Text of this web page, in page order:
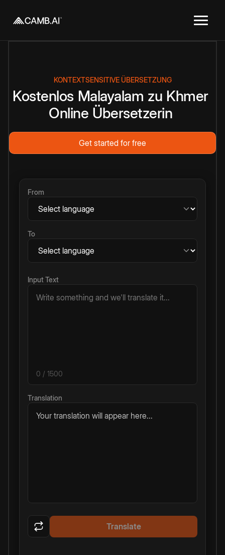
KONTEXTSENSITIVE ÜBERSETZUNG
Kostenlos Malayalam zu Khmer
Online Übersetzerin
Get started for free
From
To
Input Text
0 / 1500
Translation
Your translation will appear here...
Translate